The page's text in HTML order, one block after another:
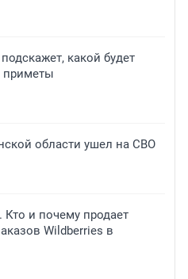
какой будет
области ушел на СВО
и почему продает
Wildberries в